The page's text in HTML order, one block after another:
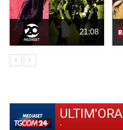
21:08
ULTIM'ORA
-